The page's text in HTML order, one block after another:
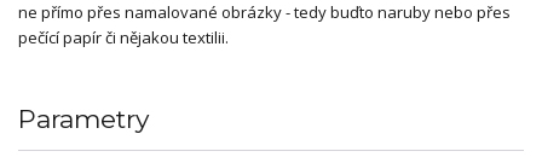
ne přímo přes namalované obrázky - tedy buďto naruby nebo přes
pečící papír či nějakou textilii.
Parametry